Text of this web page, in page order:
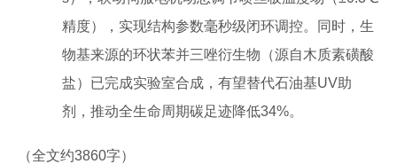
精度），实现结构参数毫秒级闭环调控。同时，生
物基来源的环状苯并三唑衍生物（源自木质素磺酸
盐）已完成实验室合成，有望替代石油基UV助
剂，推动全生命周期碳足迹降低34%。
（全文约3860字）